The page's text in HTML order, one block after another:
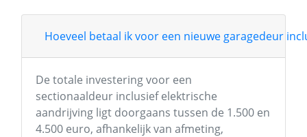
Hoeveel betaal ik voor een nieuwe garagedeur
De totale investering voor een
sectionaaldeur inclusief elektrische
aandrijving ligt doorgaans tussen de 1.500 en
4.500 euro, afhankelijk van afmeting,